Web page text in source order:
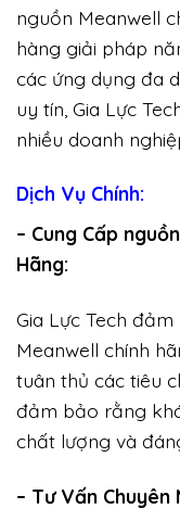
nguồn Meanwell
hàng giải pháp
các ứng dụng đa
uy tín, Gia Lực
nhiều doanh
Dịch Vụ Chính:
– Cung Cấp
Hãng:
Gia Lực Tech
Meanwell chính
tuân thủ các tiêu
đảm bảo rằng
chất lượng và
– Tư Vấn Chuyên